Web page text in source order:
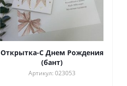
Открытка-С Днем Рождения
(бант)
Артикул: 023053